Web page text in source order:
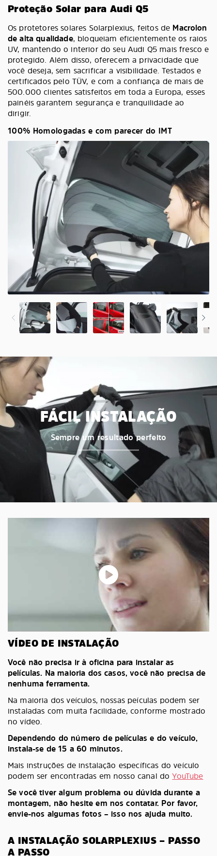
Proteção Solar para Audi Q5
Os protetores solares Solarplexius, feitos de Macrolon
de alta qualidade, bloqueiam eficientemente os raios
UV, mantendo o interior do seu Audi Q5 mais fresco e
protegido. Além disso, oferecem a privacidade que
você deseja, sem sacrificar a visibilidade. Testados e
certificados pelo TÜV, e com a confiança de mais de
500.000 clientes satisfeitos em toda a Europa, esses
painéis garantem segurança e tranquilidade ao
dirigir.
100% Homologadas e com parecer do IMT
FÁCIL INSTALAÇÃO
Sempre um resultado perfeito
VÍDEO DE INSTALAÇÃO
Você não precisa ir à oficina para instalar as
películas. Na maioria dos casos, você não precisa de
nenhuma ferramenta.
Na maioria dos veículos, nossas peículas podem ser
instaladas com muita facilidade, conforme mostrado
no vídeo.
Dependendo do número de películas e do veículo,
instala-se de 15 a 60 minutos.
Mais instruções de instalação específicas do veículo
podem ser encontradas em nosso canal doYouTube
Se você tiver algum problema ou dúvida durante a
montagem, não hesite em nos contatar. Por favor,
envie-nos algumas fotos – isso nos ajuda muito.
A INSTALAÇÃO SOLARPLEXIUS – PASSO
A PASSO